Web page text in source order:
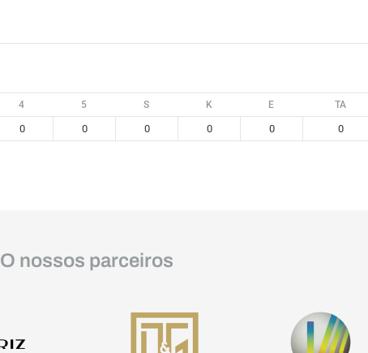
4 5 S K E TA
0 0 0 0 0 0
O nossos parceiros